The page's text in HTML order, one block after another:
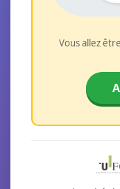
Vous allez